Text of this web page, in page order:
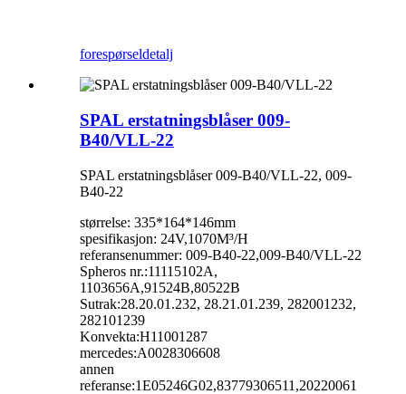
forespørseldetalj
SPAL erstatningsblåser 009-
B40/VLL-22
SPAL erstatningsblåser 009-B40/VLL-22, 009-
B40-22
størrelse: 335*164*146mm
spesifikasjon: 24V,1070M³/H
referansenummer: 009-B40-22,009-B40/VLL-22
Spheros nr.:11115102A,
1103656A,91524B,80522B
Sutrak:28.20.01.232, 28.21.01.239, 282001232,
282101239
Konvekta:H11001287
mercedes:A0028306608
annen
referanse:1E05246G02,83779306511,20220061